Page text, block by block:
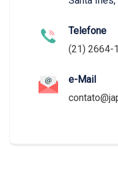
Telefone
(21) 2664-
e-Mail